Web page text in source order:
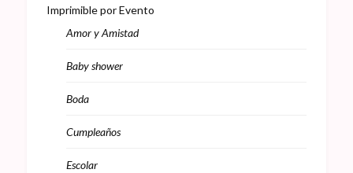
Imprimible por Evento
Amor y Amistad
Baby shower
Boda
Cumpleaños
Escolar